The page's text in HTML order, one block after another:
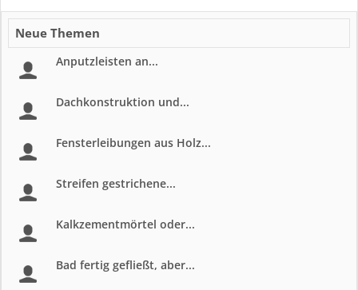
Neue Themen
Anputzleisten an...
Dachkonstruktion und...
Fensterleibungen aus Holz...
Streifen gestrichene...
Kalkzementmörtel oder...
Bad fertig gefließt, aber...